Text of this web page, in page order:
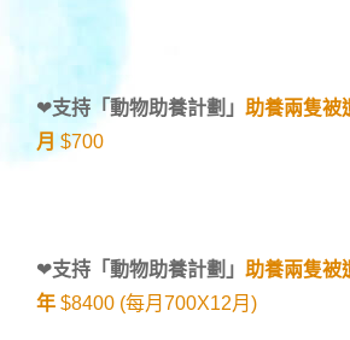
❤支持「動物助養計劃 」 助養兩隻被
月 $700
❤支持「動物助養計劃 」 助養兩隻被
年 $8400 (每月700X12月)